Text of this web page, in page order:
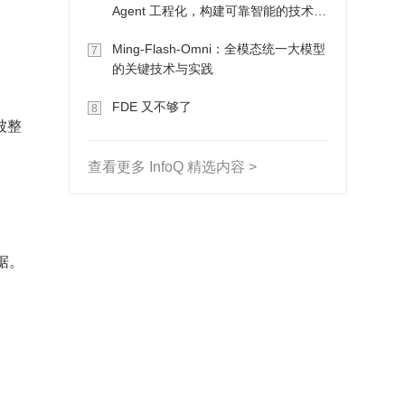
整
Agent 工程化，构建可靠智能的技术路
7
Ming-Flash-Omni：全模态统一大模型
的关键技术与实践
8 FDE 又不够了
查看更多 InfoQ 精选内容 >